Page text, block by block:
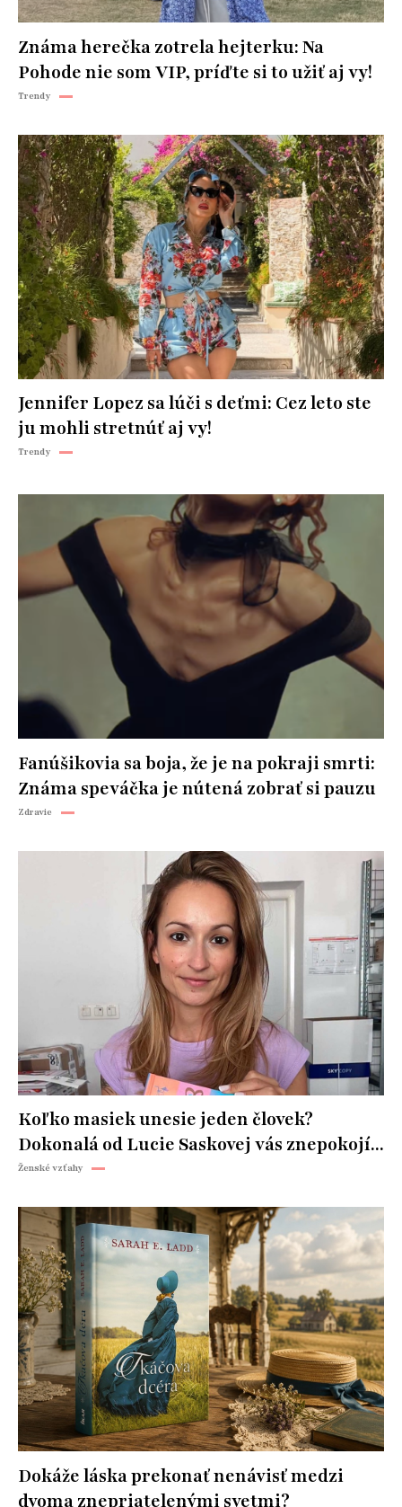
Známa herečka zotrela hejterku: Na
Pohode nie som VIP, príďte si to užiť aj vy!
Trendy
Jennifer Lopez sa lúči s deťmi: Cez leto ste
ju mohli stretnúť aj vy!
Trendy
Fanúšikovia sa boja, že je na pokraji smrti:
Známa speváčka je nútená zobrať si pauzu
Zdravie
Koľko masiek unesie jeden človek?
Dokonalá od Lucie Saskovej vás znepokojí...
Ženské vzťahy
Dokáže láska prekonať nenávisť medzi
dvoma znepriatelenými svetmi?